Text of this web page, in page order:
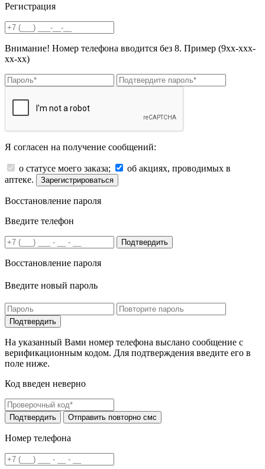
Регистрация
Внимание! Номер телефона вводится без 8. Пример (9хх-ххх-
хх-хх)
Я согласен на получение сообщений:
о статусе моего заказа;
об акциях, проводимых в
аптеке.
Зарегистрироваться
Восстановление пароля
Введите телефон
Подтвердить
Восстановление пароля
Введите новый пароль
На указанный Вами номер телефона выслано сообщение с
верификационным кодом. Для подтверждения введите его в
поле ниже.
Код введен неверно
Номер телефона